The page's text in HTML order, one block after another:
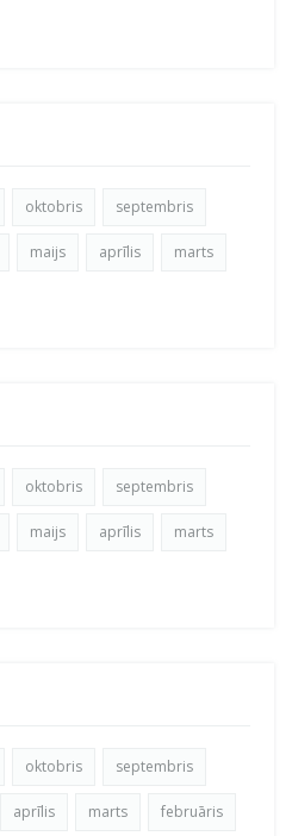
oktobris septembris
maijs aprīlis marts
oktobris septembris
maijs aprīlis marts
oktobris septembris
aprīlis marts februāris